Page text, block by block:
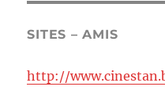
SITES – AMIS
http://